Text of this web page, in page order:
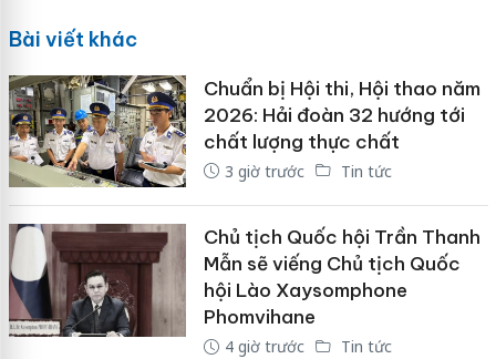
Bài viết khác
Chuẩn bị Hội thi, Hội thao năm
2026: Hải đoàn 32 hướng tới
chất lượng thực chất
3 giờ trước Tin tức
Chủ tịch Quốc hội Trần Thanh
Mẫn sẽ viếng Chủ tịch Quốc
hội Lào Xaysomphone
Phomvihane
4 giờ trước Tin tức